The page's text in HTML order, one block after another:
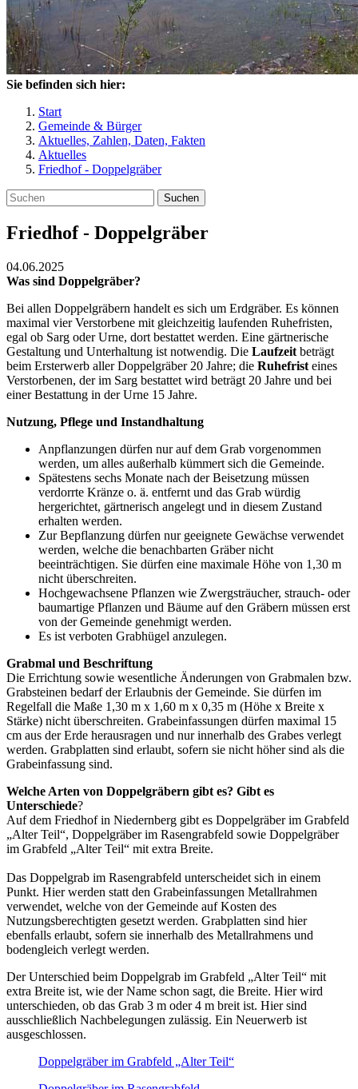
Sie befinden sich hier:
Start
Gemeinde & Bürger
Aktuelles, Zahlen, Daten, Fakten
Aktuelles
Friedhof - Doppelgräber
Suchen
Friedhof - Doppelgräber
04.06.2025
Was sind Doppelgräber?
Bei allen Doppelgräbern handelt es sich um Erdgräber. Es können
maximal vier Verstorbene mit gleichzeitig laufenden Ruhefristen,
egal ob Sarg oder Urne, dort bestattet werden. Eine gärtnerische
Gestaltung und Unterhaltung ist notwendig. Die Laufzeit beträgt
beim Ersterwerb aller Doppelgräber 20 Jahre; die Ruhefrist eines
Verstorbenen, der im Sarg bestattet wird beträgt 20 Jahre und bei
einer Bestattung in der Urne 15 Jahre.
Nutzung, Pflege und Instandhaltung
Anpflanzungen dürfen nur auf dem Grab vorgenommen
werden, um alles außerhalb kümmert sich die Gemeinde.
Spätestens sechs Monate nach der Beisetzung müssen
verdorrte Kränze o. ä. entfernt und das Grab würdig
hergerichtet, gärtnerisch angelegt und in diesem Zustand
erhalten werden.
Zur Bepflanzung dürfen nur geeignete Gewächse verwendet
werden, welche die benachbarten Gräber nicht
beeinträchtigen. Sie dürfen eine maximale Höhe von 1,30 m
nicht überschreiten.
Hochgewachsene Pflanzen wie Zwergsträucher, strauch- oder
baumartige Pflanzen und Bäume auf den Gräbern müssen erst
von der Gemeinde genehmigt werden.
Es ist verboten Grabhügel anzulegen.
Grabmal und Beschriftung
Die Errichtung sowie wesentliche Änderungen von Grabmalen bzw.
Grabsteinen bedarf der Erlaubnis der Gemeinde. Sie dürfen im
Regelfall die Maße 1,30 m x 1,60 m x 0,35 m (Höhe x Breite x
Stärke) nicht überschreiten. Grabeinfassungen dürfen maximal 15
cm aus der Erde herausragen und nur innerhalb des Grabes verlegt
werden. Grabplatten sind erlaubt, sofern sie nicht höher sind als die
Grabeinfassung sind.
Welche Arten von Doppelgräbern gibt es? Gibt es
Unterschiede?
Auf dem Friedhof in Niedernberg gibt es Doppelgräber im Grabfeld
„Alter Teil“, Doppelgräber im Rasengrabfeld sowie Doppelgräber
im Grabfeld „Alter Teil“ mit extra Breite.
Das Doppelgrab im Rasengrabfeld unterscheidet sich in einem
Punkt. Hier werden statt den Grabeinfassungen Metallrahmen
verwendet, welche von der Gemeinde auf Kosten des
Nutzungsberechtigten gesetzt werden. Grabplatten sind hier
ebenfalls erlaubt, sofern sie innerhalb des Metallrahmens und
bodengleich verlegt werden.
Der Unterschied beim Doppelgrab im Grabfeld „Alter Teil“ mit
extra Breite ist, wie der Name schon sagt, die Breite. Hier wird
unterschieden, ob das Grab 3 m oder 4 m breit ist. Hier sind
ausschließlich Nachbelegungen zulässig. Ein Neuerwerb ist
ausgeschlossen.
Doppelgräber im Grabfeld „Alter Teil“